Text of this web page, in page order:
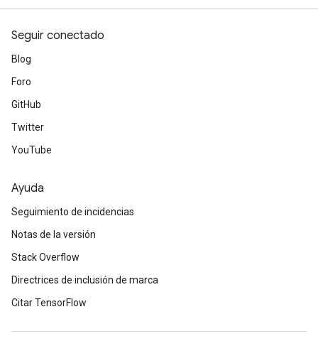
Seguir conectado
Blog
Foro
GitHub
Twitter
YouTube
Ayuda
Seguimiento de incidencias
Notas de la versión
Stack Overflow
Directrices de inclusión de marca
Citar TensorFlow